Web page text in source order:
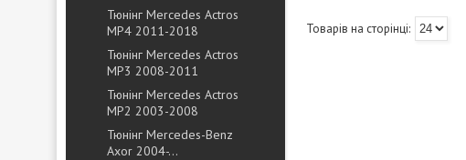
Тюнінг Mercedes Actros
MP4 2011-2018
Тюнінг Mercedes Actros
MP3 2008-2011
Тюнінг Mercedes Actros
MP2 2003-2008
Тюнінг Mercedes-Benz
Axor 2004-...